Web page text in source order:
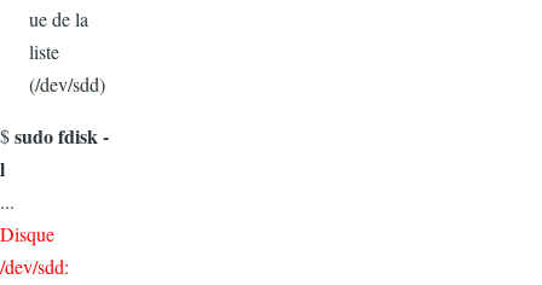
ue de la
liste
(/dev/sdd)
$sudo fdisk -
l
...
Disque
/dev/sdd: